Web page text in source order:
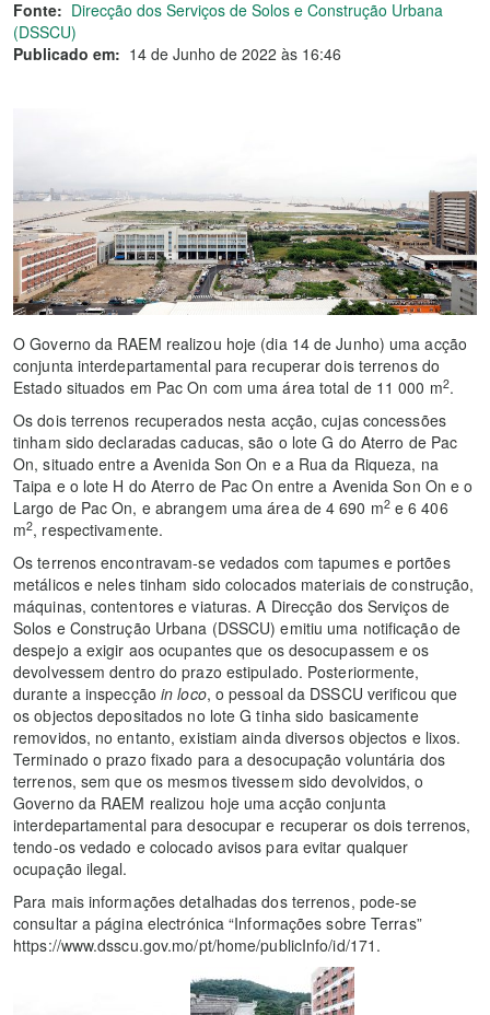
Fonte: Direcção dos Serviços de Solos e Construção Urbana
(DSSCU)
Publicado em: 14 de Junho de 2022 às 16:46
O Governo da RAEM realizou hoje (dia 14 de Junho) uma acção
conjunta interdepartamental para recuperar dois terrenos do
Estado situados em Pac On com uma área total de 11 000 m2.
Os dois terrenos recuperados nesta acção, cujas concessões
tinham sido declaradas caducas, são o lote G do Aterro de Pac
On, situado entre a Avenida Son On e a Rua da Riqueza, na
Taipa e o lote H do Aterro de Pac On entre a Avenida Son On e o
Largo de Pac On, e abrangem uma área de 4 690 m2e 6 406
m2, respectivamente.
Os terrenos encontravam-se vedados com tapumes e portões
metálicos e neles tinham sido colocados materiais de construção,
máquinas, contentores e viaturas. A Direcção dos Serviços de
Solos e Construção Urbana (DSSCU) emitiu uma notificação de
despejo a exigir aos ocupantes que os desocupassem e os
devolvessem dentro do prazo estipulado. Posteriormente,
durante a inspecção in loco, o pessoal da DSSCU verificou que
os objectos depositados no lote G tinha sido basicamente
removidos, no entanto, existiam ainda diversos objectos e lixos.
Terminado o prazo fixado para a desocupação voluntária dos
terrenos, sem que os mesmos tivessem sido devolvidos, o
Governo da RAEM realizou hoje uma acção conjunta
interdepartamental para desocupar e recuperar os dois terrenos,
tendo-os vedado e colocado avisos para evitar qualquer
ocupação ilegal.
Para mais informações detalhadas dos terrenos, pode-se
consultar a página electrónica “Informações sobre Terras”
https://www.dsscu.gov.mo/pt/home/publicInfo/id/171.